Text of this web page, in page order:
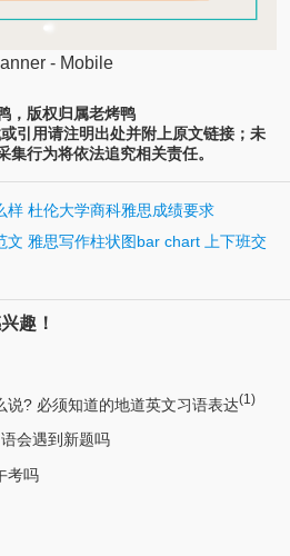
，版权归属老烤鸭
引用请注明出处并附上原文链接；未
行为将依法追究相关责任。
样 杜伦大学商科雅思成绩要求
文 雅思写作柱状图bar chart 上下班交
趣！
? 必须知道的地道英文习语表达(1)
会遇到新题吗
考吗